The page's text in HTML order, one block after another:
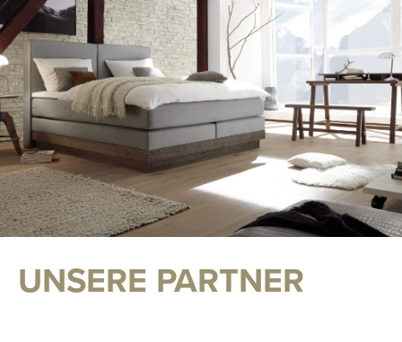
UNSERE PARTNER